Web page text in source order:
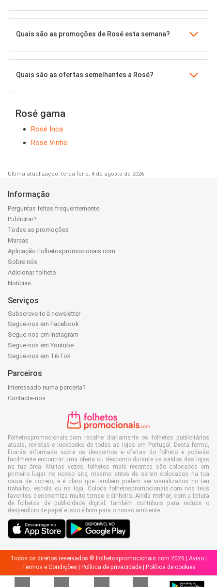
Quais são as promoções de Rosé esta semana?
Quais são as ofertas semelhantes a Rosé?
Rosé gama
Rosé Inca
Rosé Vinho
Última atualização: terça-feira, 4 de agosto de 2026
Informação
Perguntas feitas frequentemente
Publicitar?
Todas as promoções
Marcas
Aplicação Folhetospromocionais.com
Sobre nós
Adicionar folheto
Notícias
Serviços
Subscreve-te à newsletter
Segue-nos em Facebook
Segue-nos em Instagram
Segue-nos em Youtube
Segue-nos em TikTok
Parceiros
Interessado numa parceria?
Contacta-nos
Folhetospromocionais.com recolhe diariamente os folhetos publicitários
atuais, revistas e lookbooks de todas as lojas em Portugal. Desta forma,
ficarás informado sobre os descontos e ofertas do folheto e poderás
facilmente encontrar uma oferta ou desconto durante os saldos das lojas
na tua área. Muitas vezes, folhetos mais recentes são colocados em
primeiro lugar no nosso site, mesmo antes de serem colocados na tua
caixa de correio, e é claro que também podem ser visualizados no teu
trabalho, escola ou na loja. Coloca folhetospromocionais.com nos teus
favoritos e economiza muito tempo e dinheiro. Ainda melhor, com a leitura
de folhetos de publicidade digital, também contribuis para reduzir o
desperdício de papel e isso é bom para o nosso ambiente.
Todos os direitos reservados © Folhetospromocionais.com 2026 | Aviso |
Termos e Condições | Política de privacidade| Política de cookies